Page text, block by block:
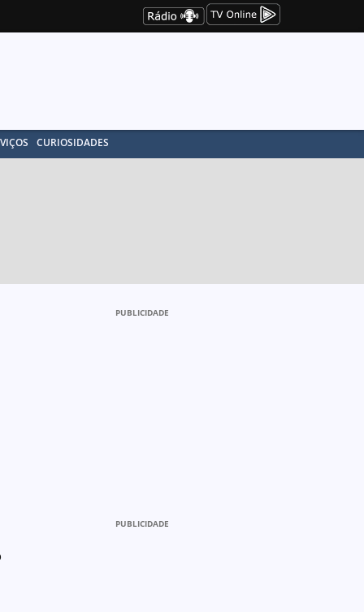
CURIOSIDADES
PUBLICIDADE
PUBLICIDADE